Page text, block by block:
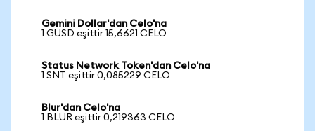
Gemini Dollar'dan Celo'na
1 GUSD eşittir 15,6621 CELO
Status Network Token'dan Celo'na
1 SNT eşittir 0,085229 CELO
Blur'dan Celo'na
1 BLUR eşittir 0,219363 CELO